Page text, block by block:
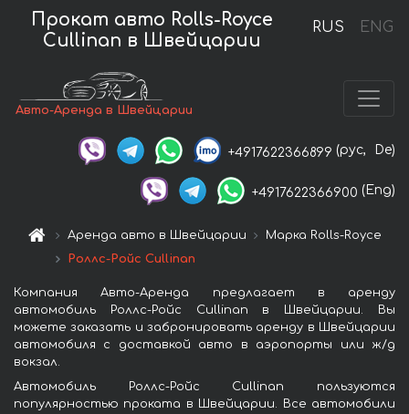
RUS ENG
Прокат авто Rolls-Royce
Cullinan в Швейцарии
Авто-Аренда в Швейцарии
+4917622366899 (рус, De)
+4917622366900 (Eng)
Аренда авто в Швейцарии
Марка Rolls-Royce
Роллс-Ройс Cullinan
Компания Авто-Аренда предлагает в аренду
автомобиль Роллс-Ройс Cullinan в Швейцарии. Вы
можете заказать и забронировать аренду в Швейцарии
автомобиля с доставкой авто в аэропорты или ж/д
вокзал.
Автомобиль Роллс-Ройс Cullinan пользуются
популярностью проката в Швейцарии. Все автомобили